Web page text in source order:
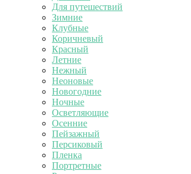
Для путешествий
Зимние
Клубные
Коричневый
Красный
Летние
Нежный
Неоновые
Новогодние
Ночные
Осветляющие
Осенние
Пейзажный
Персиковый
Пленка
Портретные